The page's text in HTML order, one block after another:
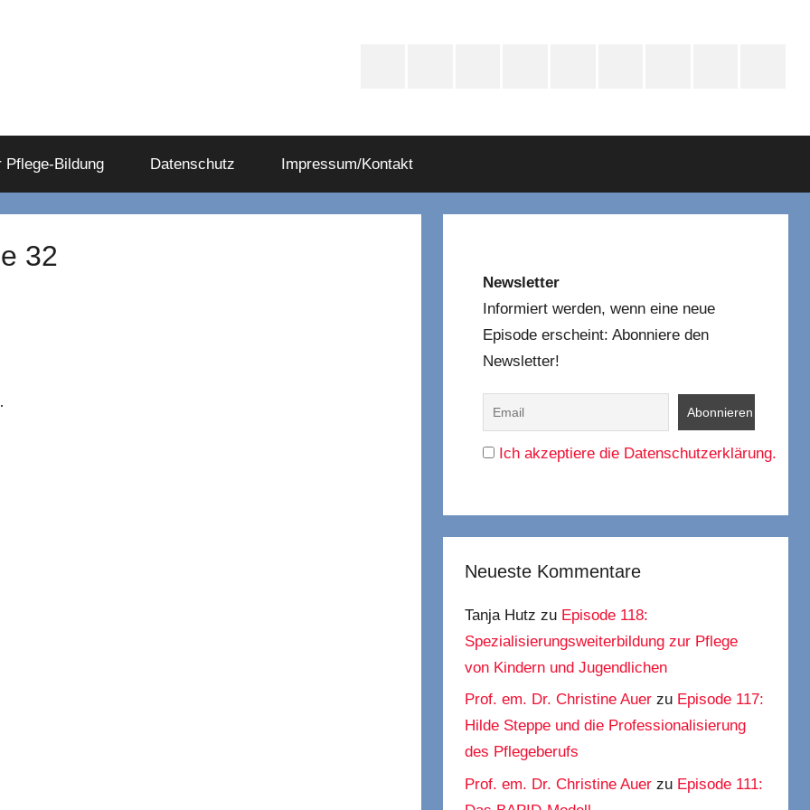
Pflege-Bildung Datenschutz Impressum/Kontakt
32
Newsletter
Informiert werden, wenn eine neue
Episode erscheint: Abonniere den
Newsletter!
Ich akzeptiere die Datenschutzerklärung.
Neueste Kommentare
Tanja Hutz zu Episode 118:
Spezialisierungsweiterbildung zur Pflege
von Kindern und Jugendlichen
Prof. em. Dr. Christine Auer zu Episode 117:
Hilde Steppe und die Professionalisierung
des Pflegeberufs
Prof. em. Dr. Christine Auer zu Episode 111: